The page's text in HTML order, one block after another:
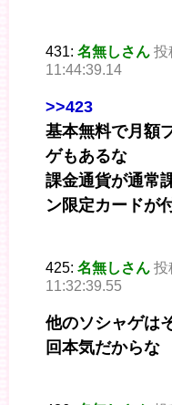
431: 名無しさん 投
11:44:39.14
>>423
基本無料で月額
ゲもあるな
課金通貨が通常
ン限定カードが
425: 名無しさん 投
11:32:39.55
他のソシャゲは
回本気だからな